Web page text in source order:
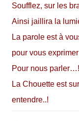
Soufflez, sur les
Ainsi jaillira la
La parole est à
pour vous
Pour nous parler…!
La Chouette est
entendre..!